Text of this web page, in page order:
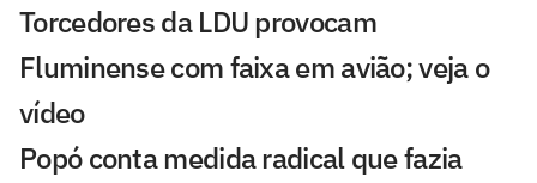
Torcedores da LDU provocam
Fluminense com faixa em avião; veja o
vídeo
Popó conta medida radical que fazia